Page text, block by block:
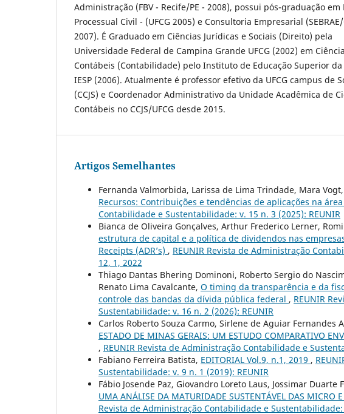
Administração (FBV - Recife/PE - 2008), possui pós-graduação
Processual Civil - (UFCG 2005) e Consultoria Empresarial (SEBRAE/
2007). É Graduado em Ciências Jurídicas e Sociais (Direito) pela
Universidade Federal de Campina Grande UFCG (2002) em
Contábeis (Contabilidade) pelo Instituto de Educação Superior da
IESP (2006). Atualmente é professor efetivo da UFCG campus de
(CCJS) e Coordenador Administrativo da Unidade Acadêmica de
Contábeis no CCJS/UFCG desde 2015.
Artigos Semelhantes
Fernanda Valmorbida, Larissa de Lima Trindade, Mara
Recursos: Contribuições e tendências de aplicações na
Contabilidade e Sustentabilidade: v. 15 n. 3 (2025): REUNIR
Bianca de Oliveira Gonçalves, Arthur Frederico Lerner,
estrutura de capital e a política de dividendos nas
Receipts (ADR’s) , REUNIR Revista de Administração
12, 1, 2022
Thiago Dantas Bhering Dominoni, Roberto Sergio do
Renato Lima Cavalcante, O timing da transparência e da
controle das bandas da dívida pública federal , REUNIR
Sustentabilidade: v. 16 n. 2 (2026): REUNIR
Carlos Roberto Souza Carmo, Sirlene de Aguiar Fernandes
ESTADO DE MINAS GERAIS: UM ESTUDO COMPARATIVO
, REUNIR Revista de Administração Contabilidade e
Fabiano Ferreira Batista, EDITORIAL Vol.9, n.1, 2019 ,
Sustentabilidade: v. 9 n. 1 (2019): REUNIR
Fábio Josende Paz, Giovandro Loreto Laus, Jossimar Duarte
UMA ANÁLISE DA MATURIDADE SUSTENTÁVEL DAS MICRO
Revista de Administração Contabilidade e Sustentabilidade: